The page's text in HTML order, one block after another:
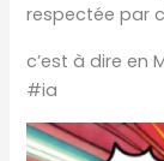
respectée par
c’est à dire en
#ia